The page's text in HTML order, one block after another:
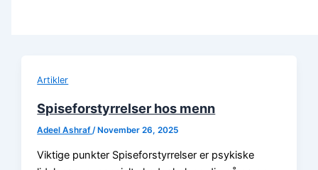
Artikler
Spiseforstyrrelser hos menn
Adeel Ashraf /November 26, 2025
Viktige punkter Spiseforstyrrelser er psykiske